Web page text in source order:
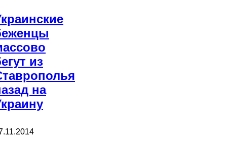
из
на